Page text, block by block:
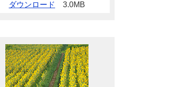
ダウンロード
3.0MB